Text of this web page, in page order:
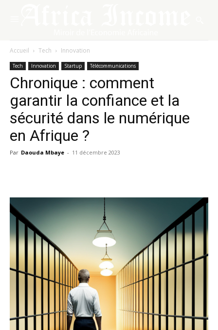
Accueil Tech Innovation
Tech Innovation Startup Télécommunications
Chronique : comment
garantir la confiance et la
sécurité dans le numérique
en Afrique ?
Par Daouda Mbaye - 11 décembre 2023